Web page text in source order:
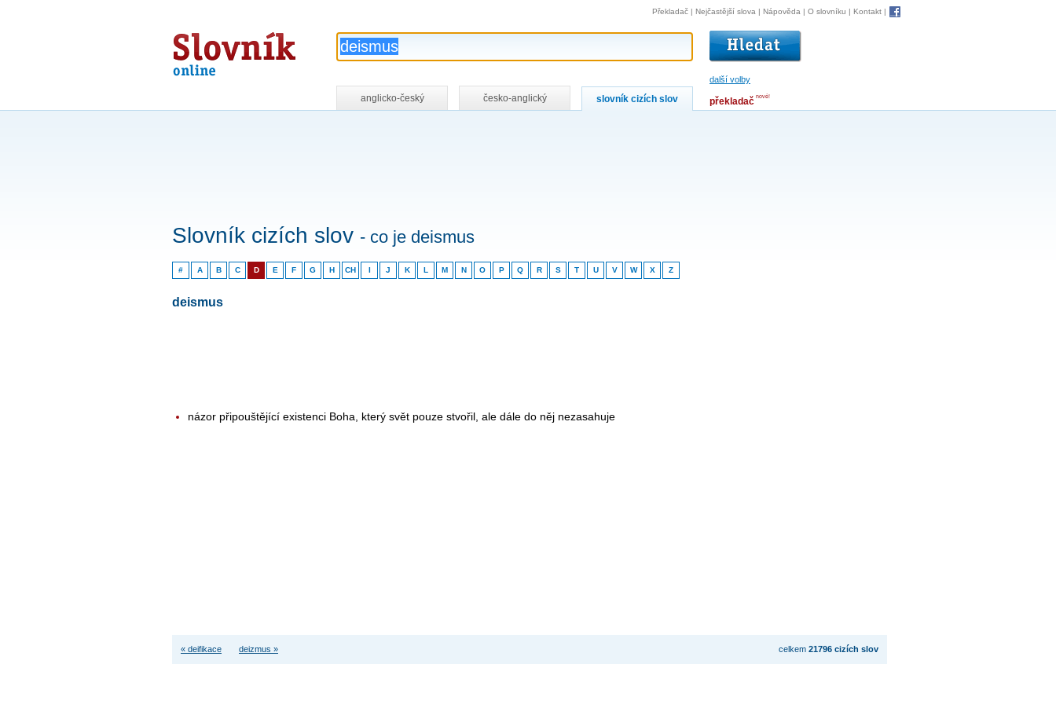
Slovník
online
další volby
Překladač | Nejčastější slova | Nápověda | O slovníku | Kontakt |
anglicko-český česko-anglický slovník cizích slov překladač nové!
Slovník cizích slov - co je deismus
# A B C D E F G H CH I J K L M N O P Q R S T U V W X Z
deismus
názor připouštějící existenci Boha, který svět pouze stvořil, ale dále do něj nezasahuje
celkem 21796 cizích slov
« deifikace deizmus »